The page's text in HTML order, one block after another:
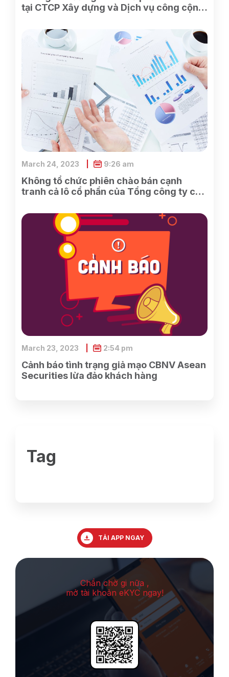
tại CTCP Xây dựng và Dịch vụ công cộng
Không tổ chức phiên chào bán cạnh
tranh cả lô cổ phần của Tổng công ty cổ
SCIC sở hữu
March 24, 2023 9:26 am
Cảnh báo tình trạng giả mạo CBNV Asean
Securities lừa đảo khách hàng
March 23, 2023 2:54 pm
Tag
TẢI APP NGAY
Chần chờ gi nữa ,
mở tài khoản eKYC ngay!